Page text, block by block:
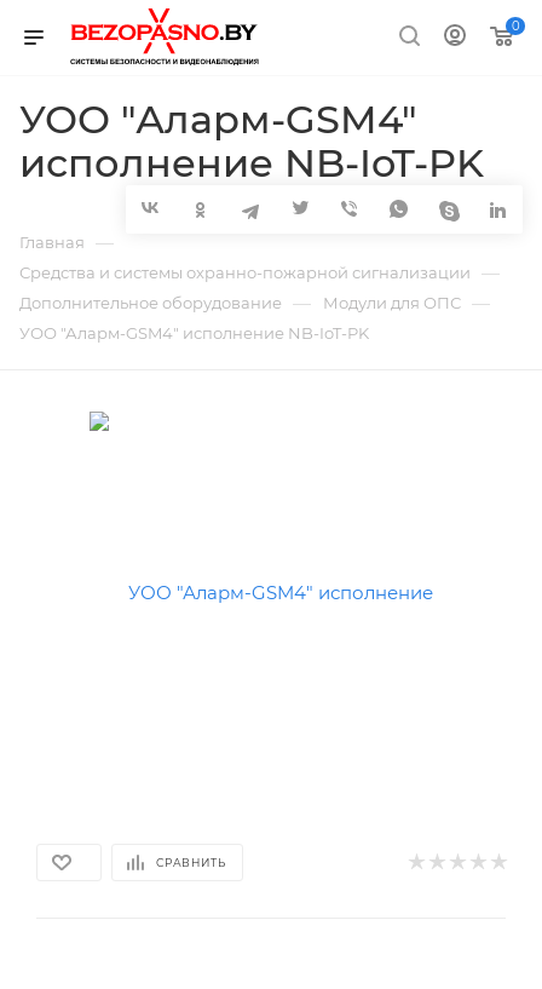
0
УОО "Аларм-GSM4"
исполнение NB-IoT-PK
Главная —
Средства и системы охранно-пожарной сигнализации —
Дополнительное оборудование — Модули для ОПС —
УОО "Аларм-GSM4" исполнение NB-IoT-PK
СРАВНИТЬ